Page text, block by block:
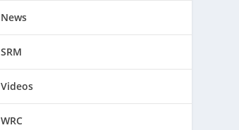
News
SRM
Videos
WRC